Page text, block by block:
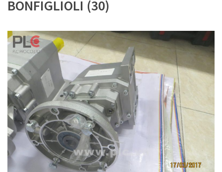
BONFIGLIOLI (30)